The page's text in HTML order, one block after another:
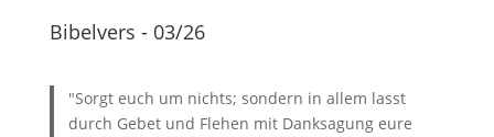
Bibelvers - 03/26
"Sorgt euch um nichts; sondern in allem lasst
durch Gebet und Flehen mit Danksagung eure